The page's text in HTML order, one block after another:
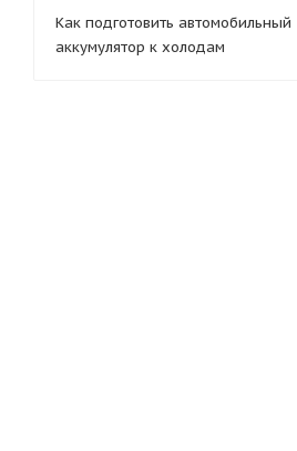
Как подготовить автомобильный
аккумулятор к холодам